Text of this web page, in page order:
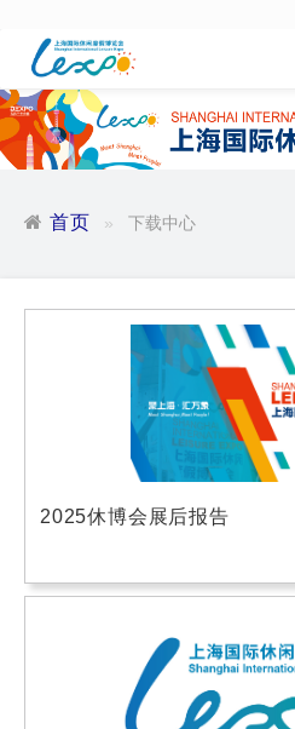
首页 下载中心
2025休博会展后报告